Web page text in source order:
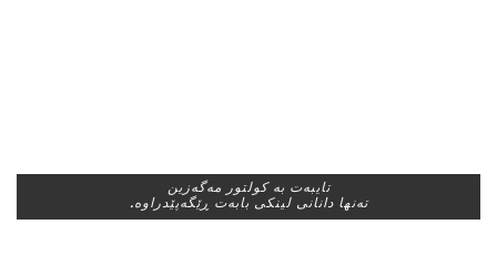
تایبه‌ت به‌ كولتور مه‌گه‌زین
ته‌نها دانانی لینكی بابه‌ت ڕێگه‌پێدراوه‌.